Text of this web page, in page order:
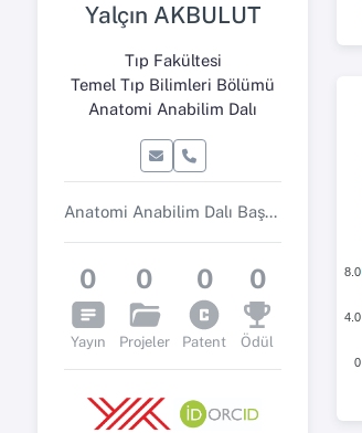
Yalçın AKBULUT
Tıp Fakültesi
Temel Tıp Bilimleri Bölümü
Anatomi Anabilim Dalı
Anatomi Anabilim Dalı Başkanı
0
Yayın
0
Projeler
0
Patent
0
Ödül
8.0
4.0
0